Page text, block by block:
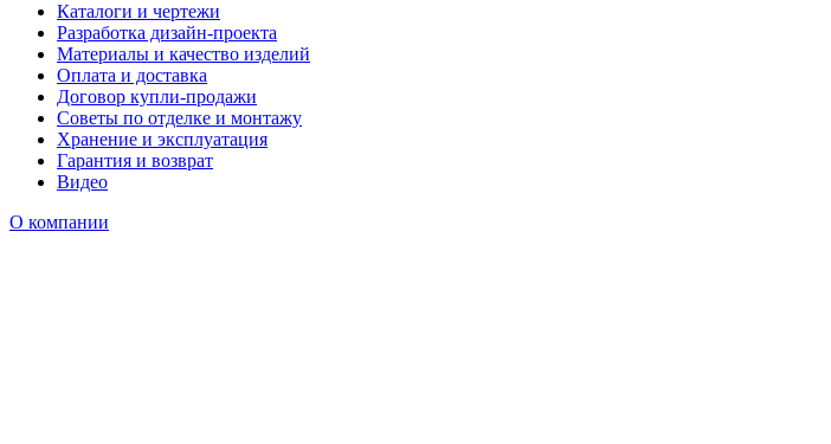
Каталоги и чертежи
Разработка дизайн-проекта
Материалы и качество изделий
Оплата и доставка
Договор купли-продажи
Советы по отделке и монтажу
Хранение и эксплуатация
Гарантия и возврат
Видео
О компании